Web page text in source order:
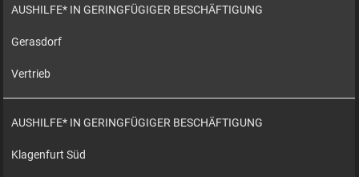
AUSHILFE* IN GERINGFÜGIGER BESCHÄFTIGUNG
Gerasdorf
Vertrieb
AUSHILFE* IN GERINGFÜGIGER BESCHÄFTIGUNG
Klagenfurt Süd